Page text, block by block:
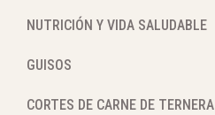
NUTRICIÓN Y VIDA SALUDABLE
GUISOS
CORTES DE CARNE DE TERNERA